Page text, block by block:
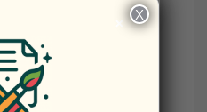
× X